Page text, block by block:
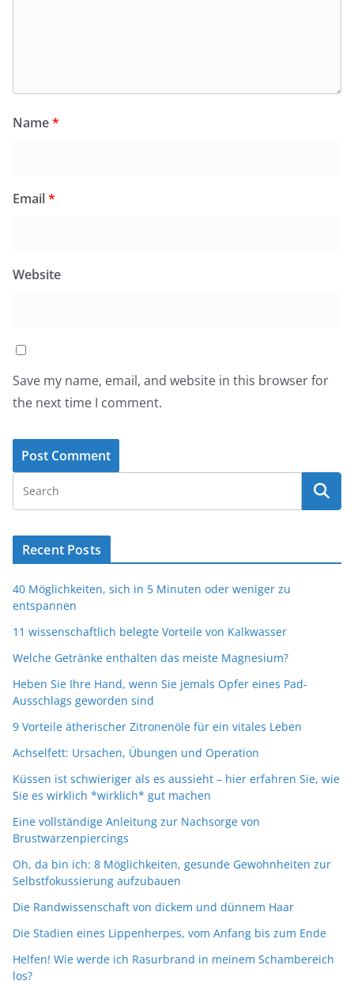
Name*
Email*
Website
Save my name, email, and website in this browser for
the next time I comment.
Recent Posts
40 Möglichkeiten, sich in 5 Minuten oder weniger zu
entspannen
11 wissenschaftlich belegte Vorteile von Kalkwasser
Welche Getränke enthalten das meiste Magnesium?
Heben Sie Ihre Hand, wenn Sie jemals Opfer eines Pad-
Ausschlags geworden sind
9 Vorteile ätherischer Zitronenöle für ein vitales Leben
Achselfett: Ursachen, Übungen und Operation
Küssen ist schwieriger als es aussieht – hier erfahren Sie, wie
Sie es wirklich *wirklich* gut machen
Eine vollständige Anleitung zur Nachsorge von
Brustwarzenpiercings
Oh, da bin ich: 8 Möglichkeiten, gesunde Gewohnheiten zur
Selbstfokussierung aufzubauen
Die Randwissenschaft von dickem und dünnem Haar
Die Stadien eines Lippenherpes, vom Anfang bis zum Ende
Helfen! Wie werde ich Rasurbrand in meinem Schambereich
los?